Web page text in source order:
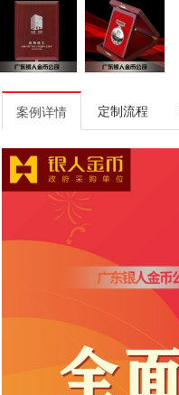
案例详情 定制流程